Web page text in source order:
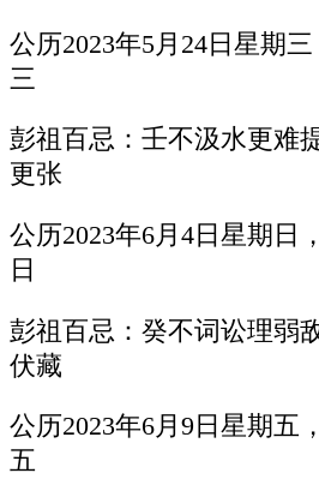
公历2023年5月24日星期
三
彭祖百忌：壬不汲水更难
更张
公历2023年6月4日星期日
日
彭祖百忌：癸不词讼理弱
伏藏
公历2023年6月9日星期五
五